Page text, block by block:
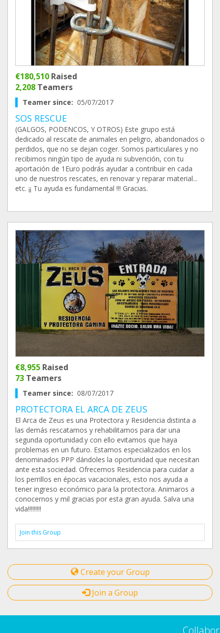
€180,510 Raised
2,208 Teamers
Teamer since: 05/07/2017
SOS RESCUE
(GALGOS, PODENCOS, Y OTROS) Este grupo está
dedicado al rescate de animales en peligro, abandonados o
perdidos, que no se dejan coger. Somos particulares y no
recibimos ningún tipo de ayuda ni subvención, con tu
aportación de 1Euro podrás ayudar a contribuir en cada
uno de nuestros rescates, en renovar y reparar material...
etc. ¡¡ Tu ayuda es fundamental !!! Gracias.
€8,955 Raised
73 Teamers
Teamer since: 08/07/2017
PROTECTORA EL ARCA DE ZEUS
El Arca de Zeus es una Protectora y Residencia distinta a
las demás rescatamos y rehabilitamos para dar una
segunda oportunidad.y con ello evitamos que haya
problemas en un futuro. Estamos especializados en los
denominados PPP dándoles la oportunidad que necesitan
ante esta sociedad. Ofrecemos Residencia para cuidar a
los perrillos en épocas vacacionales, esto nos ayuda a
tener ingreso económico para la protectora. Animaros a
conocernos y mil gracias por esta gran ayuda. Salva una
vida!!!!!!!!!
Join this Group
Create your Group
Join a Group